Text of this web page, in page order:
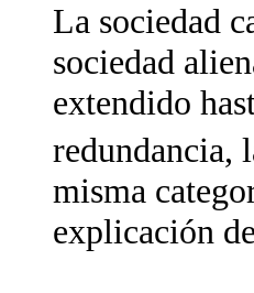
La sociedad
sociedad
extendido
redundancia,
misma
explicación